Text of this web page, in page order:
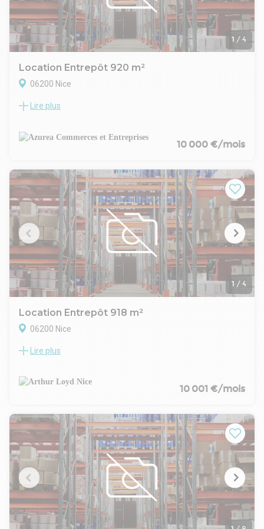
- Loyers et charges : Mensuels et d'avance
1 / 4
Location Entrepôt 920 m²
06200 Nice
Surface rare à Nice ! Entrepôt idéalement situé sur la plaine
25 m² de bureaux et sanitaires ainsi qu'un extérieur privatif
de 220 m² environ à usage de stationnement ou stockage.
dérogatoire de 35 mois uniquement. Loyer : 10 000 Euros HT
/ mois
- Type de bail : Dérogatoire
- Durée : 36 mois
- Préavis : 6 mois
- Fiscalité : TVA
- Indice : ILC
- Indexation : Annuelle
- Dépôt de garantie : 3 mois HT/HC
- Loyers et charges : Mensuels et d'avance
Lire plus
10 000 €/mois
1 / 4
Location Entrepôt 918 m²
06200 Nice
Arthur Loyd Nice vous propose à la location un bâtiment
.
918 m² d'entrepôt + 220 m² d'extérieur
- Hauteur sous poutre : 3 m à 5 m
- Sanitaires
- Disponible immédiatement
- Loyer annuel HT : 120 000 Euros
- Taxe Foncière annuelle HT : à préciser (faible montant)
- Disponible immédiatement
- Bail dérogatoire 36 mois
.
Possibilité d'avoir en plus 500 m² d'extérieur dont 200 m²
Lire plus
10 001 €/mois